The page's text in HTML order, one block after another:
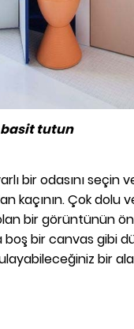
basit tutun
bir odasını seçin
kaçının. Çok dolu
bir görüntünün
boş bir canvas gibi
bir